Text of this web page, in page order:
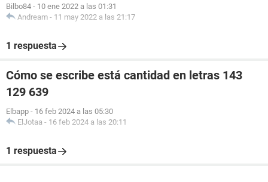
Bilbo84 - 10 ene 2022 a las 01:31
Andream - 11 may 2022 a las 21:17
1 respuesta
Cómo se escribe está cantidad en letras 143
129 639
Elbapp - 16 feb 2024 a las 05:30
ElJotaa - 16 feb 2024 a las 20:11
1 respuesta